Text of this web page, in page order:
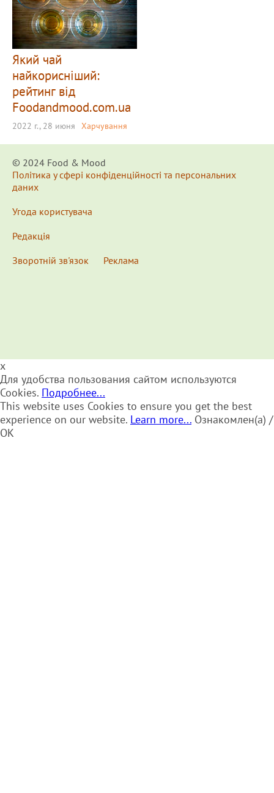
Який чай
найкорисніший:
рейтинг від
Foodandmood.com.ua
2022 г., 28 июня Харчування
© 2024 Food & Мood
Політика у сфері конфіденційності та персональних
даних
Угода користувача
Редакція
Зворотній зв'язок
Реклама
x
Для удобства пользования сайтом используются
Cookies. Подробнее...
This website uses Cookies to ensure you get the best
experience on our website. Learn more... Ознакомлен(а) /
OK